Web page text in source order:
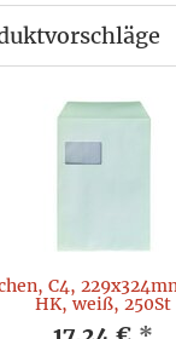
C4,
HK, weiß, 250St